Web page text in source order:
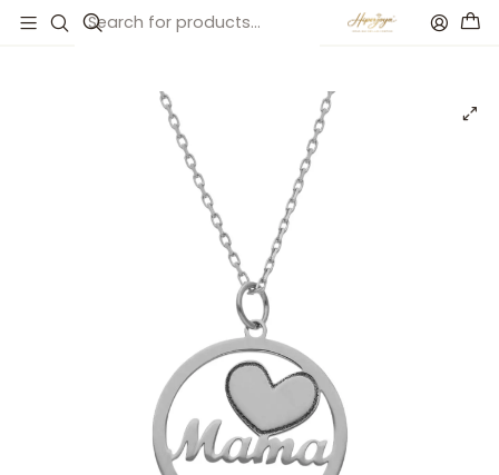
Inicio Catálogo Gargantilla para mamá plata